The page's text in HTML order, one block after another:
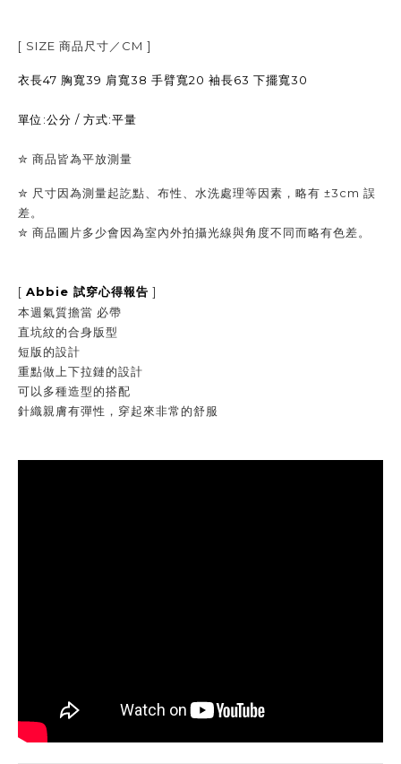
[ SIZE 商品尺寸／ CM ]
衣長47 胸寬39 肩寬38 手臂寬20 袖長63 下擺寬30
單位:公分 / 方式:平量
✮ 商品皆為平放測量
✮ 尺寸因為測量起訖點、布性、水洗處理等因素，略有 ±3cm 誤
差。
✮ 商品圖片多少會因為室內外拍攝光線與角度不同而略有色差。
[ Abbie 試穿心得報告 ]
本週氣質擔當 必帶
直坑紋的合身版型
短版的設計
重點做上下拉鏈的設計
可以多種造型的搭配
針織親膚有彈性，穿起來非常的舒服